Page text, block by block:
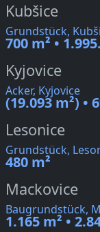
Kubšice
Grundstück,
700 m² •
Kyjovice
Acker, Kyjovice
(19.093 m²) •
Lesonice
Grundstück,
480 m²
Mackovice
Baugrundstück,
1.165 m² •